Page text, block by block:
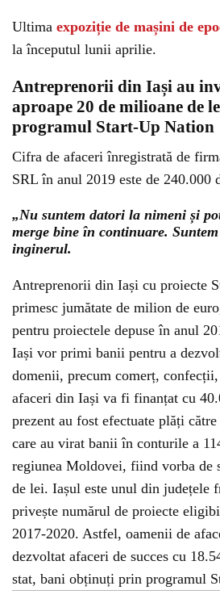
Ultima expoziție de mașini de
la începutul lunii aprilie.
Antreprenorii din Iași au
aproape 20 de milioane de
programul Start-Up Nation
Cifra de afaceri înregistrată de
SRL în anul 2019 este de 240.000
„Nu suntem datori la nimeni și
merge bine în continuare.
inginerul.
Antreprenorii din Iași cu proiecte
primesc jumătate de milion de
pentru proiectele depuse în anul
Iași vor primi banii pentru a
domenii, precum comerț,
afaceri din Iași va fi finanțat cu
prezent au fost efectuate plăți
care au virat banii în conturile a
regiunea Moldovei, fiind vorba de
de lei. Iașul este unul din județele
privește numărul de proiecte
2017-2020. Astfel, oamenii de
dezvoltat afaceri de succes cu
stat, bani obținuți prin programul